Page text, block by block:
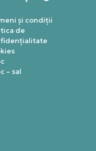
și condiții
de
– sal